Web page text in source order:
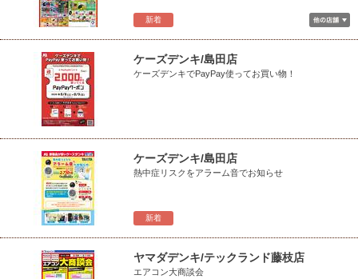
新着
ケーズデンキ/島田店
ケーズデンキでPayPay使ってお買い物！
新着
ケーズデンキ/島田店
熱中症リスクをアラーム音でお知らせ
ヤマダデンキ/テックランド藤枝店
エアコン大商談会